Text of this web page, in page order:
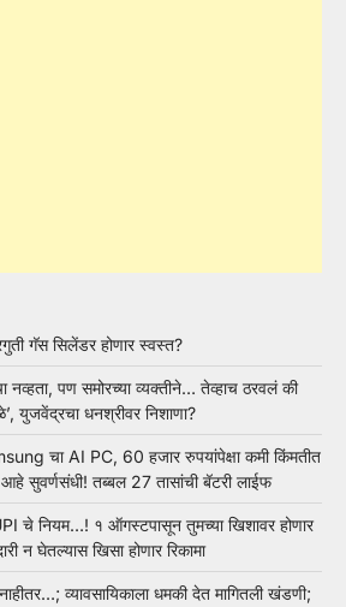
गॅस सिलेंडर होणार स्वस्त?
नव्हता, पण समोरच्या व्यक्तीने… तेव्हाच ठरवलं की
युजवेंद्रचा धनश्रीवर निशाणा?
चा AI PC, 60 हजार रुपयांपेक्षा कमी किंमतीत
आहे सुवर्णसंधी! तब्बल 27 तासांची बॅटरी लाईफ
चे नियम…! १ ऑगस्टपासून तुमच्या खिशावर होणार
न घेतल्यास खिसा होणार रिकामा
व्यावसायिकाला धमकी देत मागितली खंडणी;